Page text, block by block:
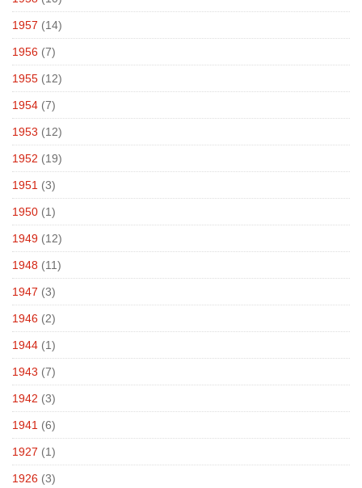
1957 (14)
1956 (7)
1955 (12)
1954 (7)
1953 (12)
1952 (19)
1951 (3)
1950 (1)
1949 (12)
1948 (11)
1947 (3)
1946 (2)
1944 (1)
1943 (7)
1942 (3)
1941 (6)
1927 (1)
1926 (3)